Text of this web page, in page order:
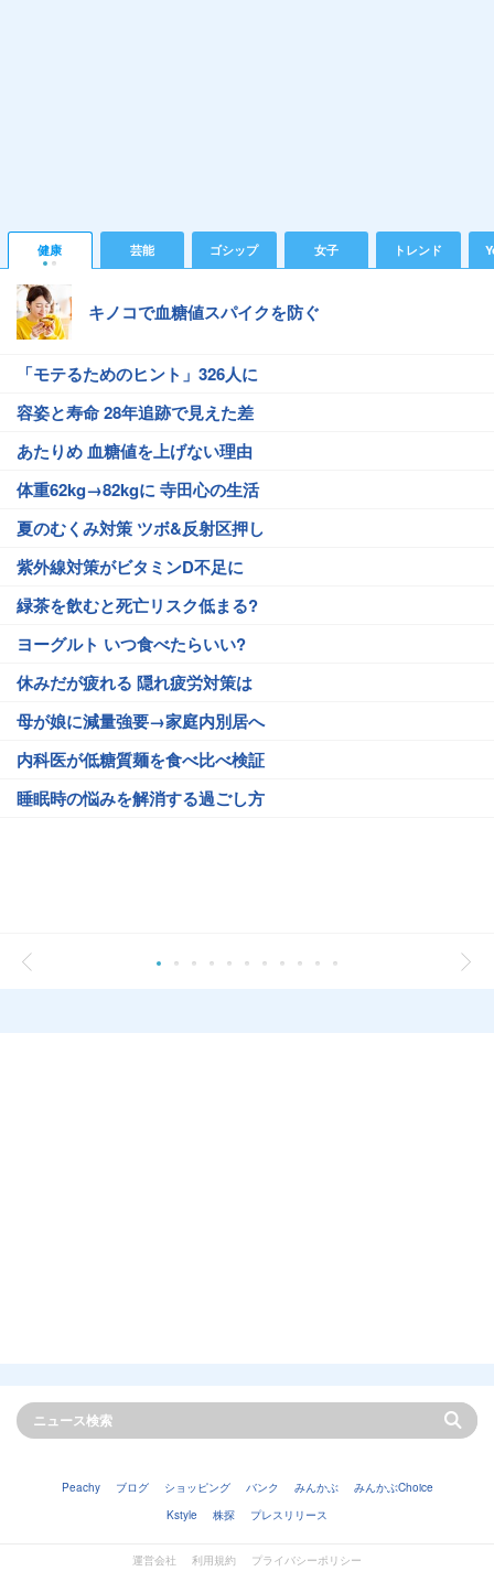
健康 芸能 ゴシップ 女子 トレンド
キノコで血糖値スパイクを防ぐ
「モテるためのヒント」326人に
容姿と寿命 28年追跡で見えた差
あたりめ 血糖値を上げない理由
体重62kg→82kgに 寺田心の生活
夏のむくみ対策 ツボ&反射区押し
紫外線対策がビタミンD不足に
緑茶を飲むと死亡リスク低まる?
ヨーグルト いつ食べたらいい?
休みだが疲れる 隠れ疲労対策は
母が娘に減量強要→家庭内別居へ
内科医が低糖質麺を食べ比べ検証
睡眠時の悩みを解消する過ごし方
Peachy ブログ ショッピング バンク みんかぶ
みんかぶChoice
Kstyle
株探 プレスリリース
運営会社 利用規約
プライバシーポリシー